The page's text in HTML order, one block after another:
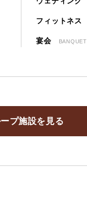
フィットネス
宴会 BANQUET
プ施設を見る